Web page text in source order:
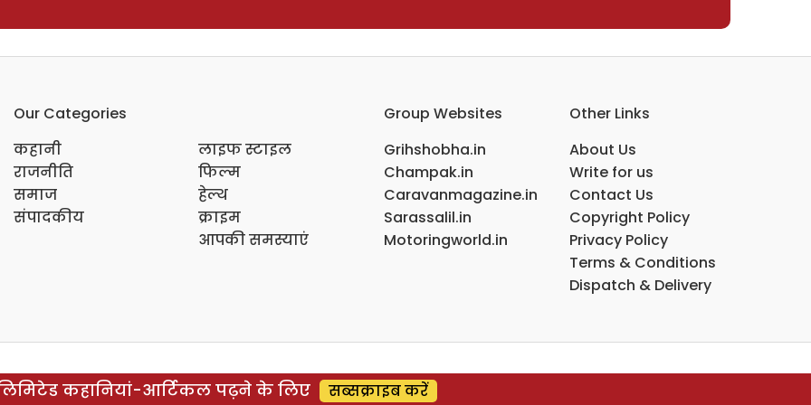
Our Categories
कहानी
राजनीति
समाज
संपादकीय
लाइफ स्टाइल
फिल्म
हेल्थ
क्राइम
आपकी समस्याएं
Group Websites
Grihshobha.in
Champak.in
Caravanmagazine.in
Sarassalil.in
Motoringworld.in
Other Links
About Us
Write for us
Contact Us
Copyright Policy
Privacy Policy
Terms & Conditions
Dispatch & Delivery
कहानियां-आर्टिकल पढ़ने के लिए सब्सक्राइब करें